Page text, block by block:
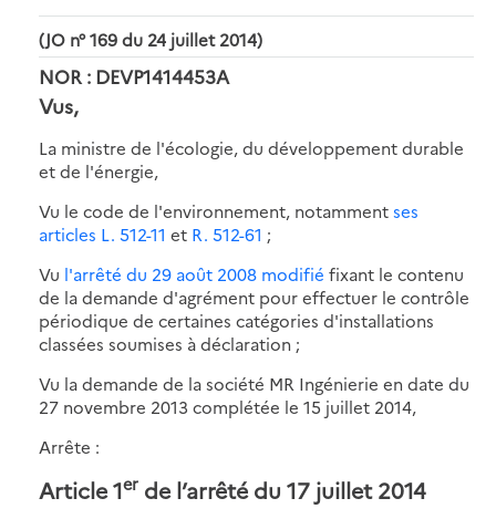
(JO n° 169 du 24 juillet 2014)
NOR : DEVP1414453A
Vus,
La ministre de l'écologie, du développement durable
et de l'énergie,
Vu le code de l'environnement, notammentses
articles L. 512-11 et R. 512-61 ;
Vu l'arrêté du 29 août 2008 modifié fixant le contenu
de la demande d'agrément pour effectuer le contrôle
périodique de certaines catégories d'installations
classées soumises à déclaration ;
Vu la demande de la société MR Ingénierie en date du
27 novembre 2013 complétée le 15 juillet 2014,
Arrête :
Article 1er de l’arrêté du 17 juillet 2014